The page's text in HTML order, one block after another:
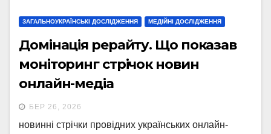
ЗАГАЛЬНОУКРАЇНСЬКІ ДОСЛІДЖЕННЯ МЕДІЙНІ ДОСЛІДЖЕННЯ
Домінація рерайту. Що показав
моніторинг стрічок новин
онлайн-медіа
БЕР 26, 2026
новинні стрічки провідних українських онлайн-